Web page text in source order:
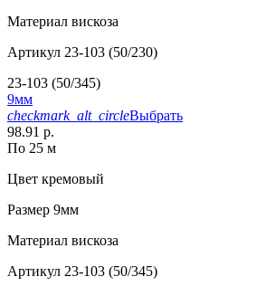
Материал вискоза
Артикул 23-103 (50/230)
23-103 (50/345)
9мм
checkmark_alt_circleВыбрать
98.91 р.
По 25 м
Цвет кремовый
Размер 9мм
Материал вискоза
Артикул 23-103 (50/345)